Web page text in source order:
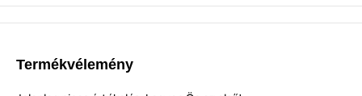
Termékvélemény